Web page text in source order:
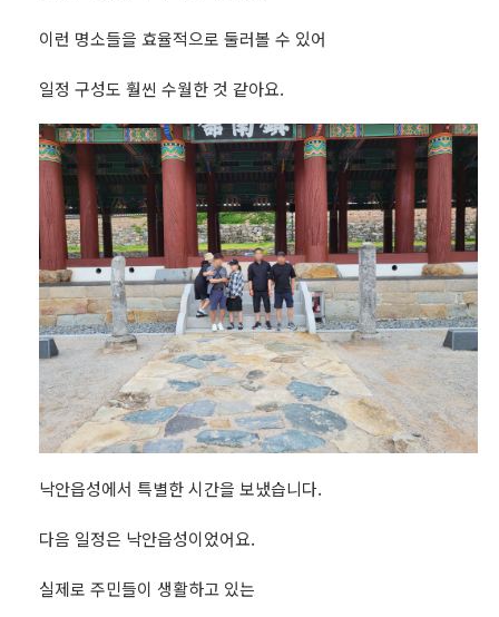
이런 명소들을 효율적으로 둘러볼 수 있어
일정 구성도 훨씬 수월한 것 같아요.
낙안읍성에서 특별한 시간을 보냈습니다.
다음 일정은 낙안읍성이었어요.
실제로 주민들이 생활하고 있는